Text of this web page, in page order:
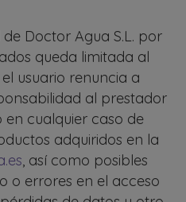
Doctor Agua S.L. por
queda limitada al
usuario renuncia a
al prestador
cualquier caso de
adquiridos en la
, así como posibles
o errores en el acceso